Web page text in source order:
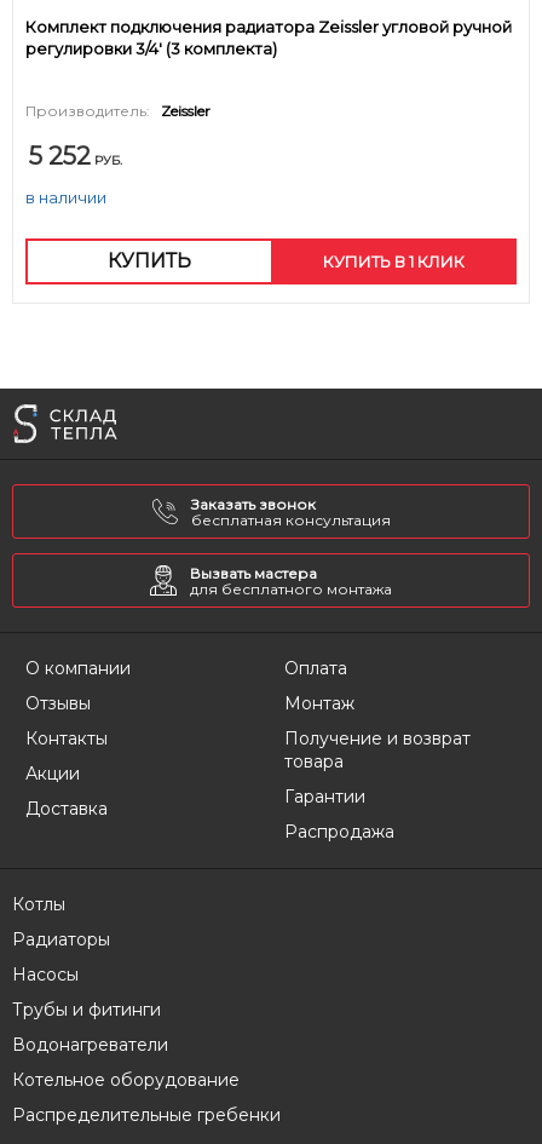
Комплект подключения радиатора Zeissler угловой ручной
регулировки 3/4' (3 комплекта)
Производитель: Zeissler
5 252 РУБ.
в наличии
КУПИТЬ КУПИТЬ В 1 КЛИК
Заказать звонок
бесплатная консультация
Вызвать мастера
для бесплатного монтажа
О компании
Отзывы
Контакты
Акции
Доставка
Оплата
Монтаж
Получение и возврат
товара
Гарантии
Распродажа
Котлы
Радиаторы
Насосы
Трубы и фитинги
Водонагреватели
Котельное оборудование
Распределительные гребенки